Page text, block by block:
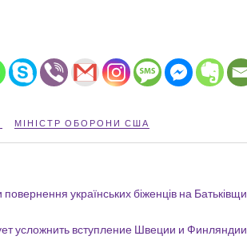
МІНІСТР ОБОРОНИ США
українських біженців на
усложнить вступление Швеции и